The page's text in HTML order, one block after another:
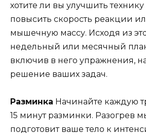
хотите ли вы улучшить
повысить скорость реакции
мышечную массу. Исходя из
недельный или месячный
включив в него упражнения,
решение ваших задач.
Разминка Начинайте каждую
15 минут разминки. Разогрев
подготовит ваше тело к